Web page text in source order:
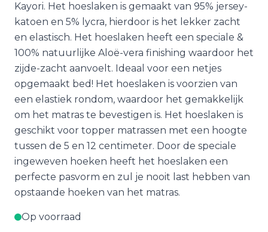
Kayori. Het hoeslaken is gemaakt van 95% jersey-
katoen en 5% lycra, hierdoor is het lekker zacht
en elastisch. Het hoeslaken heeft een speciale &
100% natuurlijke Aloë-vera finishing waardoor het
zijde-zacht aanvoelt. Ideaal voor een netjes
opgemaakt bed! Het hoeslaken is voorzien van
een elastiek rondom, waardoor het gemakkelijk
om het matras te bevestigen is. Het hoeslaken is
geschikt voor topper matrassen met een hoogte
tussen de 5 en 12 centimeter. Door de speciale
ingeweven hoeken heeft het hoeslaken een
perfecte pasvorm en zul je nooit last hebben van
opstaande hoeken van het matras.
Op voorraad